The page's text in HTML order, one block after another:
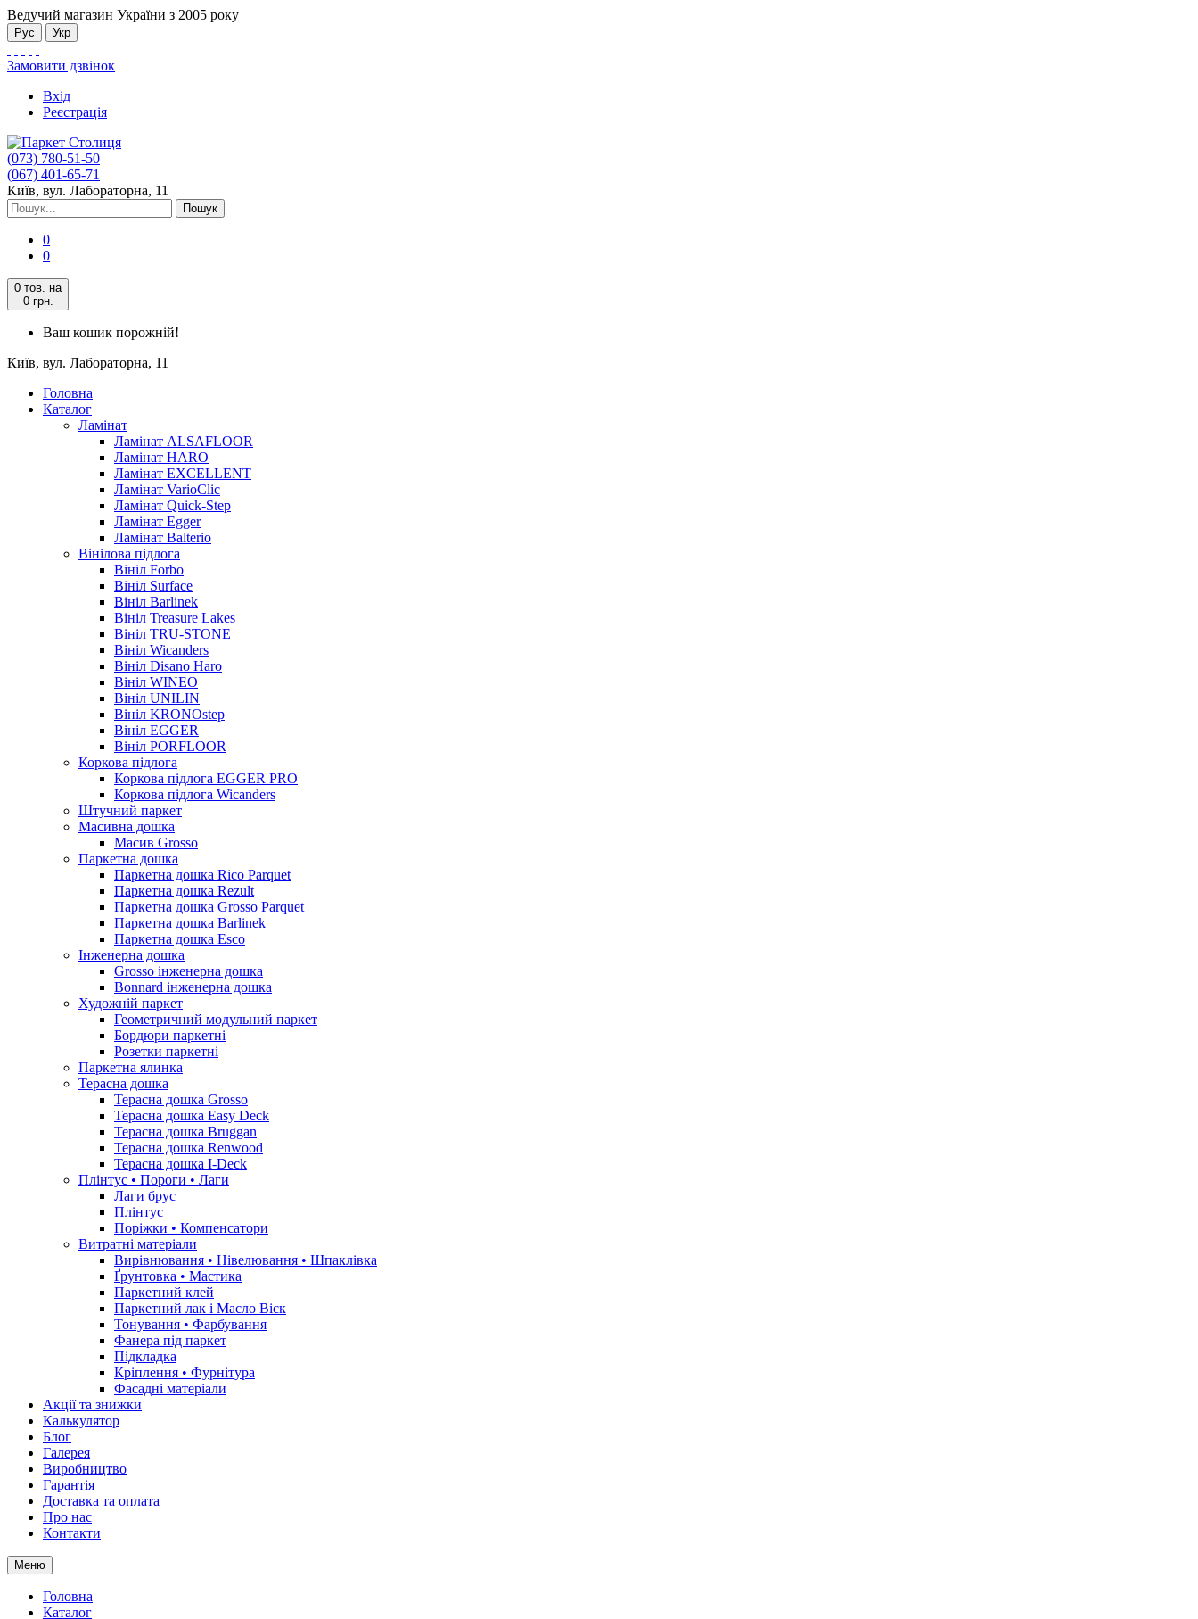
Ведучий магазин України з 2005 року
Рус Укр
Замовити дзвінок
Вхід
Реєстрація
(073) 780-51-50
(067) 401-65-71
Київ, вул. Лабораторна, 11
Пошук
0
0
0 тов. на
0 грн.
Ваш кошик порожній!
Київ, вул. Лабораторна, 11
Головна
Каталог
Ламінат
Ламінат ALSAFLOOR
Ламінат HARO
Ламінат EXCELLENT
Ламінат VarioClic
Ламінат Quick-Step
Ламінат Egger
Ламінат Balterio
Вінілова підлога
Вініл Forbo
Вініл Surface
Вініл Barlinek
Вініл Treasure Lakes
Вініл TRU-STONE
Вініл Wicanders
Вініл Disano Haro
Вініл WINEO
Вініл UNILIN
Вініл KRONOstep
Вініл EGGER
Вініл PORFLOOR
Коркова підлога
Коркова підлога EGGER PRO
Коркова підлога Wicanders
Штучний паркет
Масивна дошка
Масив Grosso
Паркетна дошка
Паркетна дошка Rico Parquet
Паркетна дошка Rezult
Паркетна дошка Grosso Parquet
Паркетна дошка Barlinek
Паркетна дошка Esco
Інженерна дошка
Grosso інженерна дошка
Bonnard інженерна дошка
Художній паркет
Геометричний модульний паркет
Бордюри паркетні
Розетки паркетні
Паркетна ялинка
Терасна дошка
Терасна дошка Grosso
Терасна дошка Easy Deck
Терасна дошка Bruggan
Терасна дошка Renwood
Терасна дошка I-Deck
Плінтус • Пороги • Лаги
Лаги брус
Плінтус
Поріжки • Компенсатори
Витратні матеріали
Вирівнювання • Нівелювання • Шпаклівка
Ґрунтовкa • Мастика
Паркетний клей
Паркетний лак і Масло Віск
Тонування • Фарбування
Фанера під паркет
Підкладка
Кріплення • Фурнітура
Фасадні матеріали
Акції та знижки
Калькулятор
Блог
Галерея
Виробництво
Гарантія
Доставка та оплата
Про нас
Контакти
Меню
Головна
Каталог